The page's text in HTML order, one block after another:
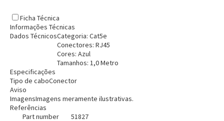
Ficha Técnica
Informações Técnicas
Dados TécnicosCategoria: Cat5e
Conectores: RJ45
Cores: Azul
Tamanhos: 1,0 Metro
Especificações
Tipo de caboConector
Aviso
ImagensImagens meramente ilustrativas.
Referências
Part number
51827